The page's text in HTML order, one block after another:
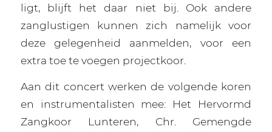
ligt, blijft het daar niet bij. Ook andere
zanglustigen kunnen zich namelijk voor
deze gelegenheid aanmelden, voor een
extra toe te voegen projectkoor.
Aan dit concert werken de volgende koren
en instrumentalisten mee: Het Hervormd
Zangkoor Lunteren, Chr. Gemengde